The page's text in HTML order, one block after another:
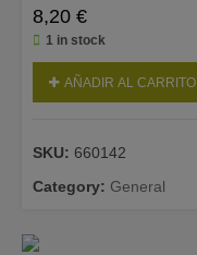
8,20 €
1 in stock
AÑADIR AL CARRITO
SKU: 660142
Category: General